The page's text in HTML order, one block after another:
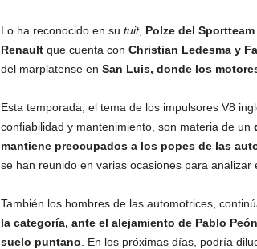
Lo ha reconocido en su tuit, Polze del Sportteam
Renaultque cuenta con Christian Ledesma y
del marplatense en San Luis, donde los
Esta temporada, el tema de los impulsores V8
confiabilidad y mantenimiento, son materia de un
mantiene preocupados a los popes de las
se han reunido en varias ocasiones para analizar
También los hombres de las automotrices,
la categoría, ante el alejamiento de Pablo
suelo puntano . En los próximas días, podría